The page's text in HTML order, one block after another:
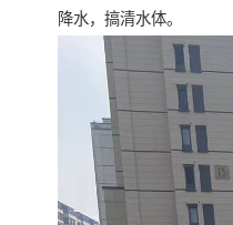
降水，搞清水体。